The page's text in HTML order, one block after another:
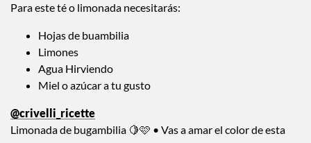
Para este té o limonada necesitarás:
Hojas de buambilia
Limones
Agua Hirviendo
Miel o azúcar a tu gusto
@crivelli_ricette
Limonada de bugambilia 🍋🩷 • Vas a amar el color de esta